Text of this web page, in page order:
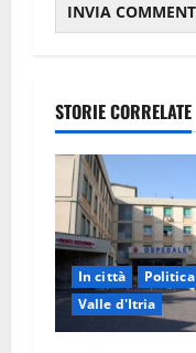
STORIE CORRELATE
In città
Politica
Valle d'Itria